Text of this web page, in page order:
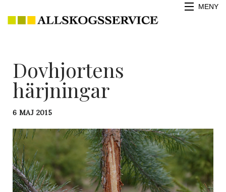
MENY
TJÄNSTER
EKSKOGSSKÖTSEL
KONTAKT
Dovhjortens
härjningar
6 MAJ 2015